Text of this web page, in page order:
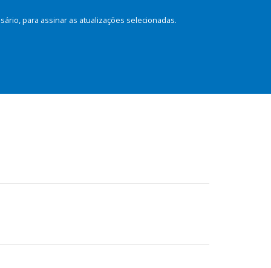
para assinar as atualizações selecionadas.